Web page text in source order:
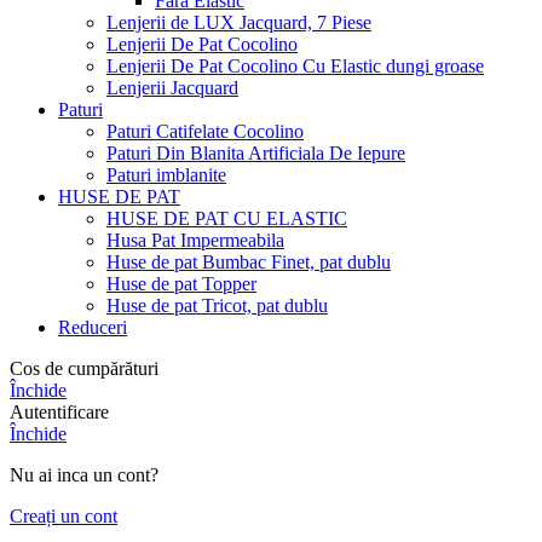
Lenjerii de LUX Jacquard, 7 Piese
Lenjerii De Pat Cocolino
Lenjerii De Pat Cocolino Cu Elastic dungi groase
Lenjerii Jacquard
Paturi
Paturi Catifelate Cocolino
Paturi Din Blanita Artificiala De Iepure
Paturi imblanite
HUSE DE PAT
HUSE DE PAT CU ELASTIC
Husa Pat Impermeabila
Huse de pat Bumbac Finet, pat dublu
Huse de pat Topper
Huse de pat Tricot, pat dublu
Reduceri
Cos de cumpărături
Închide
Autentificare
Închide
Nu ai inca un cont?
Creați un cont